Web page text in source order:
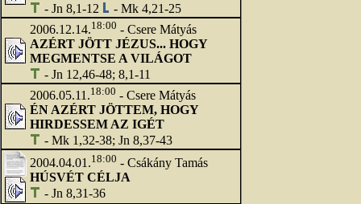
- Jn 8,1-12
- Mk 4,21-25
2006.12.14.18:00 - Csere Mátyás
AZÉRT JÖTT JÉZUS... HOGY
MEGMENTSE A VILÁGOT
- Jn 12,46-48; 8,1-11
2006.05.11.18:00 - Csere Mátyás
ÉN AZÉRT JÖTTEM, HOGY
HIRDESSEM AZ IGÉT
- Mk 1,32-38; Jn 8,37-43
2004.04.01.18:00 - Csákány Tamás
HÚSVÉT CÉLJA
- Jn 8,31-36